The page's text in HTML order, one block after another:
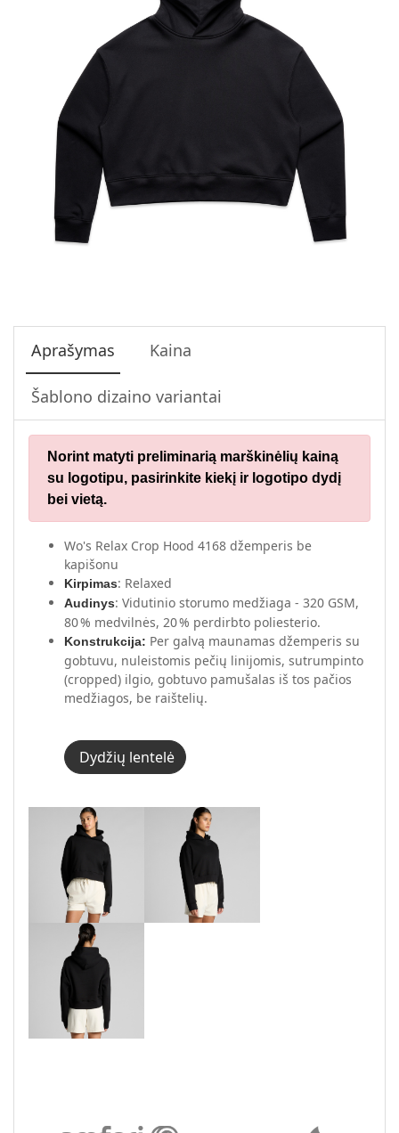
Aprašymas Kaina
Šablono dizaino variantai
Norint matyti preliminarią marškinėlių kainą
su logotipu, pasirinkite kiekį ir logotipo dydį
bei vietą.
Wo's Relax Crop Hood 4168 džemperis be
kapišonu
Kirpimas: Relaxed
Audinys: Vidutinio storumo medžiaga - 320 GSM,
80 % medvilnės, 20 % perdirbto poliesterio.
Konstrukcija: Per galvą maunamas džemperis su
gobtuvu, nuleistomis pečių linijomis, sutrumpinto
(cropped) ilgio, gobtuvo pamušalas iš tos pačios
medžiagos, be raištelių.
Dydžių lentelė